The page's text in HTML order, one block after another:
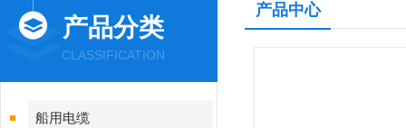
产品分类
CLASSIFICATION
船用电缆
产品中心